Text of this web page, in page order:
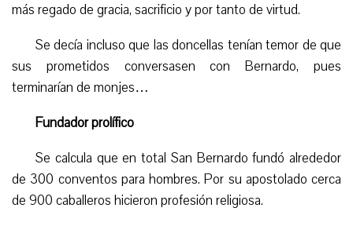
más regado de gracia, sacrificio y por tanto de virtud.
Se decía incluso que las doncellas tenían temor de que
sus prometidos conversasen con Bernardo, pues
terminarían de monjes…
Fundador prolífico
Se calcula que en total San Bernardo fundó alrededor
de 300 conventos para hombres. Por su apostolado cerca
de 900 caballeros hicieron profesión religiosa.